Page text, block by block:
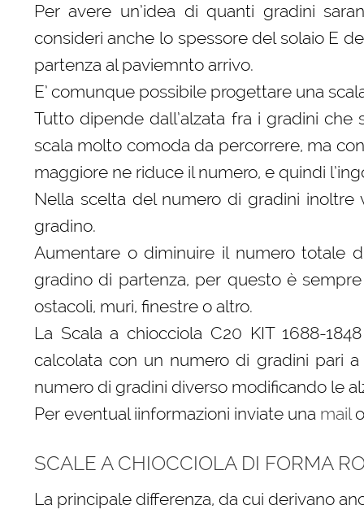
Per avere un’idea di quanti gradini
consideri anche lo spessore del solaio E
partenza al paviemnto arrivo.
E’ comunque possibile progettare una
Tutto dipende dall’alzata fra i gradini che
scala molto comoda da percorrere, ma
maggiore ne riduce il numero, e quindi
Nella scelta del numero di gradini
gradino.
Aumentare o diminuire il numero totale
gradino di partenza, per questo è
ostacoli, muri, finestre o altro.
La Scala a chiocciola C20 KIT 1688-
calcolata con un numero di gradini pari
numero di gradini diverso modificando le
Per eventual iinformazioni inviate una mail
SCALE A CHIOCCIOLA DI FORMA
La principale differenza, da cui derivano